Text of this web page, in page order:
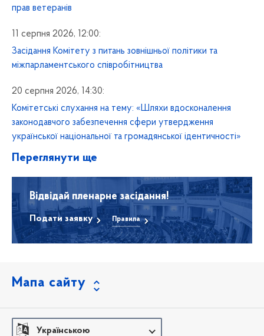
прав ветеранів
11 серпня 2026, 12:00:
Засідання Комітету з питань зовнішньої політики та
міжпарламентського співробітництва
20 серпня 2026, 14:30:
Комітетські слухання на тему: «Шляхи вдосконалення
законодавчого забезпечення сфери утвердження
української національної та громадянської ідентичності»
Переглянути ще
Відвідай пленарне засідання!
Подати заявку Правила
Мапа сайту
Українською